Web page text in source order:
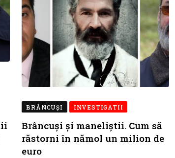
BRÂNCUŞI INVESTIGATII
Brâncuși și maneliștii. Cum să
răstorni în nămol un milion de
euro